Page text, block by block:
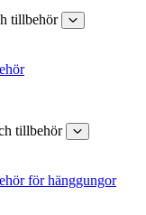
tillbehör
tillbehör
för hänggungor